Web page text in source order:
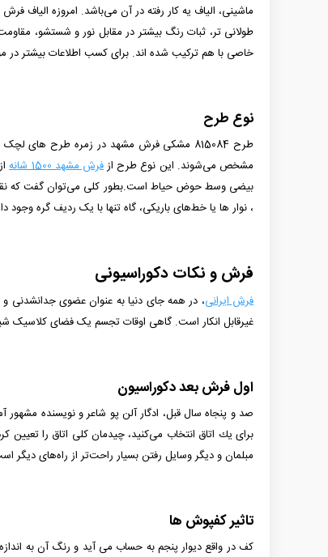
ماشینی، الیاف یه کار رفته در آن می‌باشد. امروزه الیاف
خاصی با هم ترکیب شده­ اند. برای کسب اطلاعات بیشتر در
نوع طرح
طرح 815084 مشکی فرش مشهد در زمره طرح
مشخص می‌شوند. این نوع طرح ازفرش مشهد 1500 شانه از
بیضی وسط حوض حیاط است.بطور کلی می‌توان گفت که
، نوار ها یا خط‌های باریکی، ‌گاه تنها با یک ردیف گره
فرش و نکات دکوراسیونی
فرش ایرانی، در همه جای دنیا به عنوان عضوی جدانشدنی و
غیرقابل انکار است. گاهی اوقات تجسم یک فضای کلاسیک
اول فرش بعد دکوراسیون
صد و پنجاه سال قبل، ادگار آلن پو شاعر و نویسنده
برای یك اتاق انتخاب می‌كنید، چیدمان كلی اتاق را تعیین
مبلمان و دیگر وسایل رفتن بسیار راحت‌تر از راه‌های دیگر
تاثیر کفپوش ها
کف در واقع دیوار پنجم به حساب می­ آید و رنگ آن به